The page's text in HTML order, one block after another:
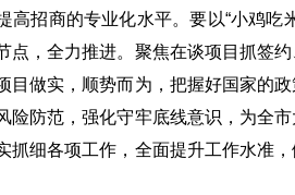
高招商的专业化水平。要以“小鸡吃
点，全力推进。聚焦在谈项目抓签
目做实，顺势而为，把握好国家的
险防范，强化守牢底线意识，为全
抓细各项工作，全面提升工作水准